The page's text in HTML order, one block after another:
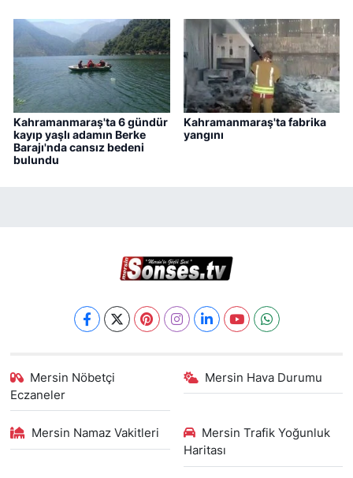
Kahramanmaraş'ta 6 gündür
kayıp yaşlı adamın Berke
Barajı'nda cansız bedeni
bulundu
Kahramanmaraş'ta fabrika
yangını
Mersin Nöbetçi
Eczaneler
Mersin Hava Durumu
Mersin Namaz Vakitleri
Mersin Trafik Yoğunluk
Haritası